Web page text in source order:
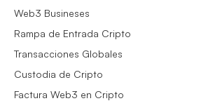
Web3 Busineses
Rampa de Entrada Cripto
Transacciones Globales
Custodia de Cripto
Factura Web3 en Cripto